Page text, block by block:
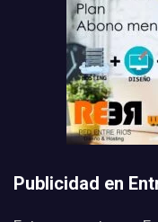
Publicidad en